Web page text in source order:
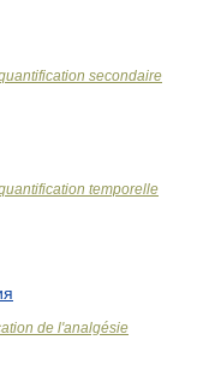
secondaire
temporelle
de l'analgésie